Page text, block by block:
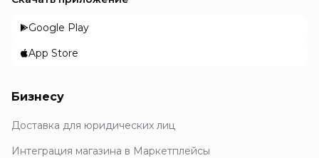
Google Play
App Store
Бизнесу
Доставка для юридических лиц
Интеграция магазина в Маркетплейсы